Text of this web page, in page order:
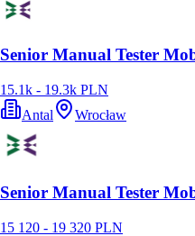
Senior Manual Tester
15.1k - 19.3k PLN
Antal
Wrocław
Senior Manual Tester
15 120 - 19 320 PLN